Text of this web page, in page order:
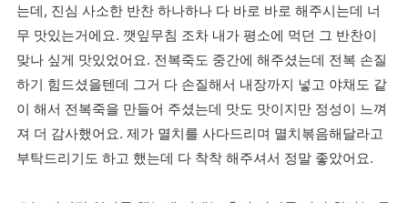
는데, 진심 사소한 반찬 하나하나 다 바로 바로 해주시는데 너
무 맛있는거에요. 깻잎무침 조차 내가 평소에 먹던 그 반찬이
맞나 싶게 맛있었어요. 전복죽도 중간에 해주셨는데 전복 손질
하기 힘드셨을텐데 그거 다 손질해서 내장까지 넣고 야채도 같
이 해서 전복죽을 만들어 주셨는데 맛도 맛이지만 정성이 느껴
져 더 감사했어요. 제가 멸치를 사다드리며 멸치볶음해달라고
부탁드리기도 하고 했는데 다 착착 해주셔서 정말 좋았어요.